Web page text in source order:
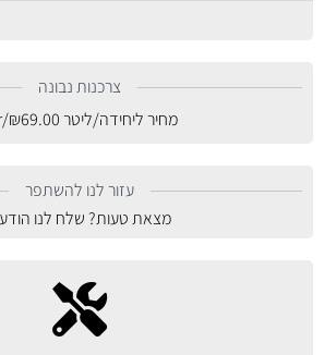
צרכנות נבונה
מחיר ליחידה/ליטר
₪69.00
/err
עזור לנו להשתפר
מצאת טעות? שלח לנו